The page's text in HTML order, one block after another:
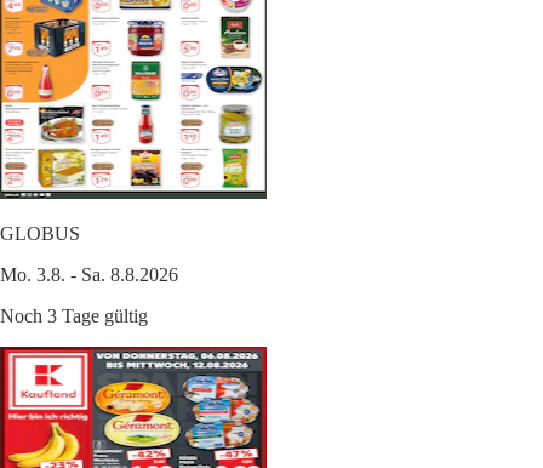
GLOBUS
Mo. 3.8. - Sa. 8.8.2026
Noch 3 Tage gültig